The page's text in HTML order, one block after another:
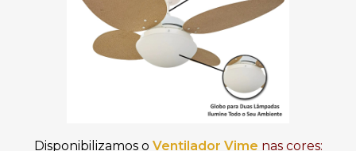
Disponibilizamos o Ventilador Vime nas cores: